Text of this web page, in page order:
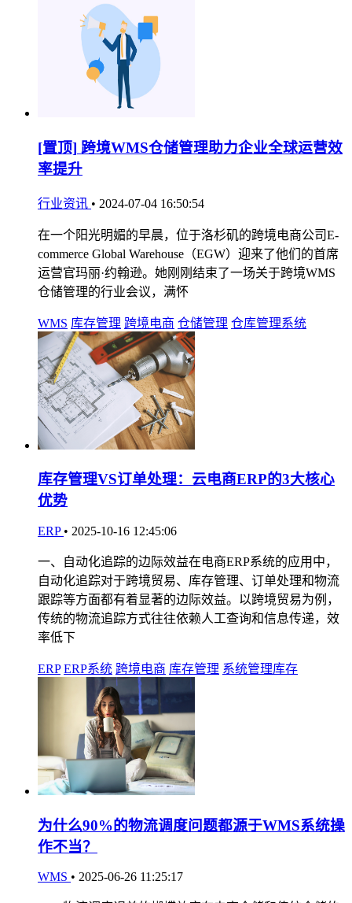
[置顶] 跨境WMS仓储管理助力企业全球运营效
率提升
行业资讯 • 2024-07-04 16:50:54
在一个阳光明媚的早晨，位于洛杉矶的跨境电商公司E-
commerce Global Warehouse（EGW）迎来了他们的首席
运营官玛丽·约翰逊。她刚刚结束了一场关于跨境WMS
仓储管理的行业会议，满怀
WMS 库存管理 跨境电商 仓储管理 仓库管理系统
库存管理VS订单处理：云电商ERP的3大核心
优势
ERP • 2025-10-16 12:45:06
一、自动化追踪的边际效益在电商ERP系统的应用中，
自动化追踪对于跨境贸易、库存管理、订单处理和物流
跟踪等方面都有着显著的边际效益。以跨境贸易为例，
传统的物流追踪方式往往依赖人工查询和信息传递，效
率低下
ERP ERP系统 跨境电商 库存管理 系统管理库存
为什么90%的物流调度问题都源于WMS系统操
作不当？
WMS • 2025-06-26 11:25:17